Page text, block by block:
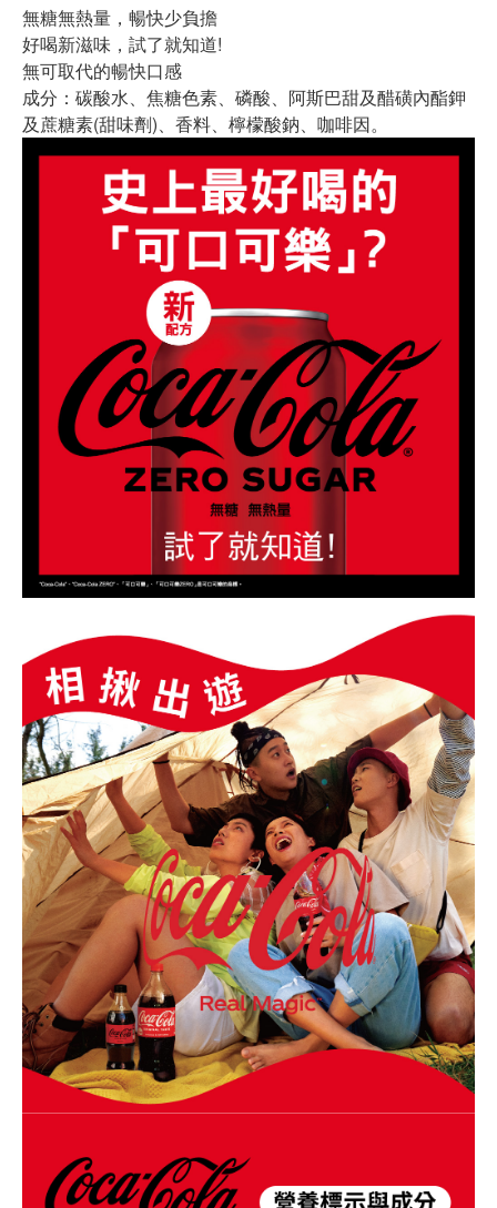
無糖無熱量，暢快少負擔
好喝新滋味，試了就知道!
無可取代的暢快口感
成分：碳酸水、焦糖色素、磷酸、阿斯巴甜及醋磺內酯鉀
及蔗糖素(甜味劑)、香料、檸檬酸鈉、咖啡因。